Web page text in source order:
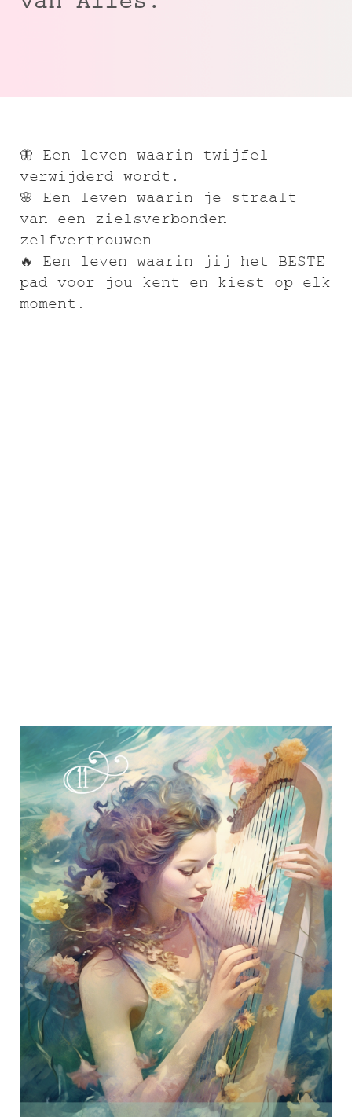
🦋 Een leven waarin twijfel
verwijderd wordt.
🌸 Een leven waarin je straalt
van een zielsverbonden
zelfvertrouwen
🔥 Een leven waarin jij het BESTE
pad voor jou kent en kiest op elk
moment.